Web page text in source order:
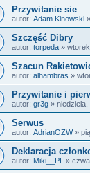
Przywitanie sie
autor: Adam Kinowski »
Szczęść Dibry
autor: torpeda »
Szacun
autor: alhambras »
Przywitanie i
autor: gr3g »
Serwus
autor: AdrianOZW»
Deklaracja
autor: Miki__PL »